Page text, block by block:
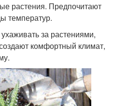
растения. Предпочитают
температур.
за растениями,
комфортный климат,